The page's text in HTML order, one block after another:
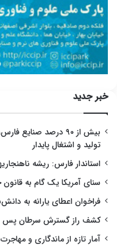
خبر جدید
بیش از ۹۰ درصد
تولید و اشتغال پایدار
استاندار فارس: ریشه
سنای آمریکا یک گام به
فراخوان اعطای یارانه به
کشف راز گسترش سرطان پس
آمار تازه از ماندگاری و